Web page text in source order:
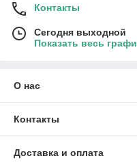
Контакты
Сегодня выходной
Показать весь
О нас
Контакты
Доставка и оплата